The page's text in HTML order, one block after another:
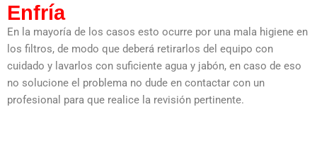
Enfría
En la mayoría de los casos esto ocurre por una mala higiene en
los filtros, de modo que deberá retirarlos del equipo con
cuidado y lavarlos con suficiente agua y jabón, en caso de eso
no solucione el problema no dude en contactar con un
profesional para que realice la revisión pertinente.